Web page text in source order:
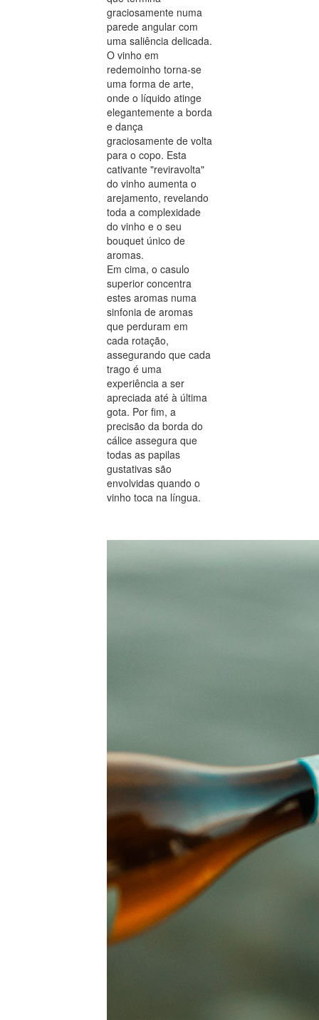
graciosamente numa
parede angular com
uma saliência delicada.
O vinho em
redemoinho torna-se
uma forma de arte,
onde o líquido atinge
elegantemente a borda
e dança
graciosamente de volta
para o copo. Esta
cativante "reviravolta"
do vinho aumenta o
arejamento, revelando
toda a complexidade
do vinho e o seu
bouquet único de
aromas.
Em cima, o casulo
superior concentra
estes aromas numa
sinfonia de aromas
que perduram em
cada rotação,
assegurando que cada
trago é uma
experiência a ser
apreciada até à última
gota. Por fim, a
precisão da borda do
cálice assegura que
todas as papilas
gustativas são
envolvidas quando o
vinho toca na língua.